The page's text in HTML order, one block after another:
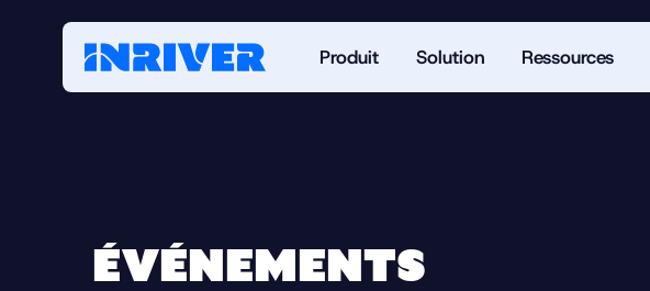
Produit Solution Ressources
ÉVÉNEMENTS